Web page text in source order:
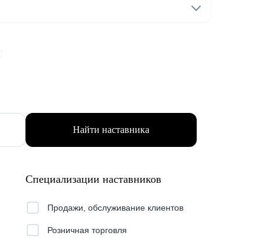
Найти наставника
Специализации наставников
Продажи, обслуживание клиентов
Розничная торговля